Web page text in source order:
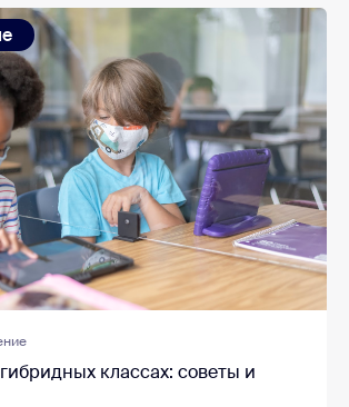
классах: советы и